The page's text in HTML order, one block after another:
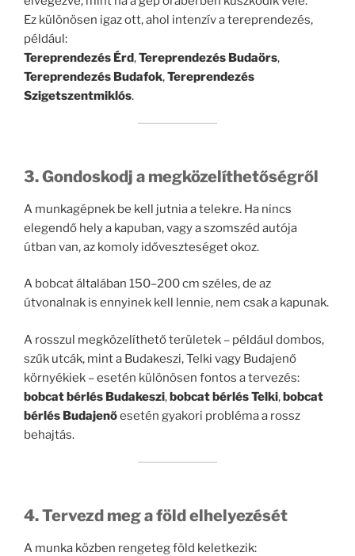
Ez különösen igaz ott, ahol intenzív a tereprendezés,
például:
Tereprendezés Érd,Tereprendezés Budaörs,
Tereprendezés Budafok,Tereprendezés
Szigetszentmiklós.
3. Gondoskodj a megközelíthetőségről
A munkagépnek be kell jutnia a telekre. Ha nincs
elegendő hely a kapuban, vagy a szomszéd autója
útban van, az komoly időveszteséget okoz.
A bobcat általában 150–200 cm széles, de az
útvonalnak is ennyinek kell lennie, nem csak a kapunak.
A rosszul megközelíthető területek – például dombos,
szűk utcák, mint a Budakeszi, Telki vagy Budajenő
környékiek – esetén különösen fontos a tervezés:
bobcat bérlés Budakeszi,bobcat bérlés Telki,bobcat
bérlés Budajenőesetén gyakori probléma a rossz
behajtás.
4. Tervezd meg a föld elhelyezését
A munka közben rengeteg föld keletkezik: